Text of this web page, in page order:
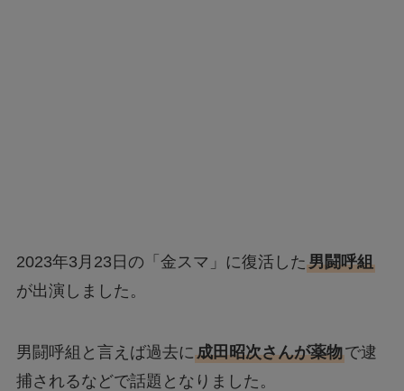
2023年3月23日の「金スマ」に復活した男闘呼組
が出演しました。
男闘呼組と言えば過去に成田昭次さんが薬物で逮
捕されるなどで話題となりました。